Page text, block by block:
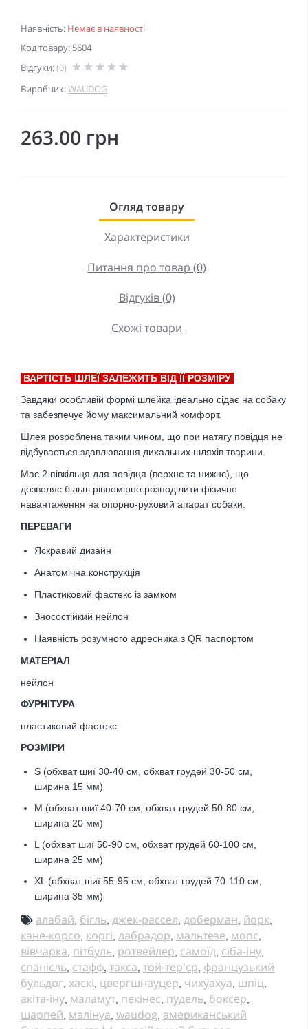
Наявність: Немає в наявності
Код товару: 5604
Відгуки:(0)
Виробник:WAUDOG
263.00 грн
Огляд товару
Характеристики
Питання про товар (0)
Відгуків (0)
Схожі товари
ВАРТІСТЬ ШЛЕЇ ЗАЛЕЖИТЬ ВІД ЇЇ РОЗМІРУ
Завдяки особливій формі шлейка ідеально сідає на собаку
та забезпечує йому максимальний комфорт.
Шлея розроблена таким чином, що при натягу повідця не
відбувається здавлювання дихальних шляхів тварини.
Має 2 півкільця для повідця (верхнє та нижнє), що
дозволяє більш рівномірно розподілити фізичне
навантаження на опорно-руховий апарат собаки.
ПЕРЕВАГИ
Яскравий дизайн
Анатомічна конструкція
Пластиковий фастекс із замком
Зносостійкий нейлон
Наявність розумного адресника з QR паспортом
МАТЕРІАЛ
нейлон
ФУРНІТУРА
пластиковий фастекс
РОЗМІРИ
S (обхват шиї 30-40 см, обхват грудей 30-50 см,
ширина 15 мм)
M (обхват шиї 40-70 см, обхват грудей 50-80 см,
ширина 20 мм)
L (обхват шиї 50-90 см, обхват грудей 60-100 см,
ширина 25 мм)
XL (обхват шиї 55-95 см, обхват грудей 70-110 см,
ширина 35 мм)
алабай бігль джек-рассел доберман йорк
кане-корсо коргі лабрадор мальтезе мопс
вівчарка пітбуль ротвейлер самоїд сіба-іну
спанієль стафф такса той-тер'єр французький
бульдог хаскі цвергшнауцер чихуахуа шпіц
акіта-іну маламут пекінес пудель боксер
шарпей малінуа waudog американський